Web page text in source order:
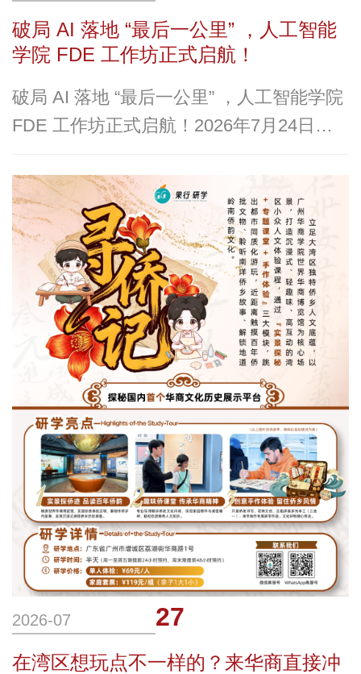
破局 AI 落地 “最后一公里” ，人工智能
学院 FDE 工作坊正式启航！
破局 AI 落地 “最后一公里” ，人工智能学院
FDE 工作坊正式启航！2026年7月24日，
院前沿部署工程师（FDE）工作坊开班仪式
在广州校区会展中心圆满举行。本次活动
以“让AI真正用起来・让部署真正落下去”为
主题，精准对接AI产业
2026-07 27
在湾区想玩点不一样的？来华商直接冲